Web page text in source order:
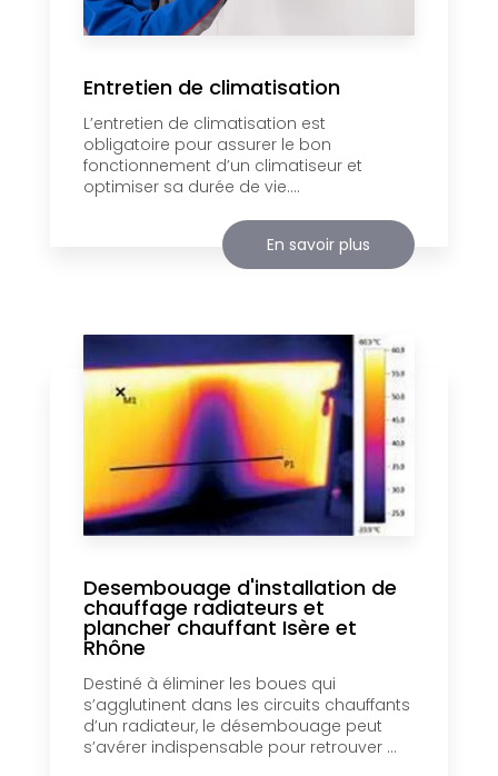
Entretien de climatisation
L’entretien de climatisation est
obligatoire pour assurer le bon
fonctionnement d’un climatiseur et
optimiser sa durée de vie....
En savoir plus
Desembouage d'installation de
chauffage radiateurs et
plancher chauffant Isère et
Rhône
Destiné à éliminer les boues qui
s’agglutinent dans les circuits chauffants
d’un radiateur, le désembouage peut
s’avérer indispensable pour retrouver ...